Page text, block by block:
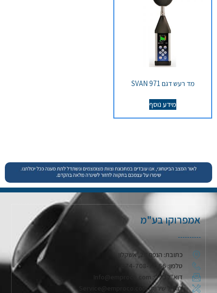
מד רעש דגם SVAN 971
מידע נוסף
אמפרוקו בע"מ
כתובת: הנפח 28, אשקלון
טלפון: 074-708-71-66
דוא"ל כללי: Info@emproco.com
דוא"ל שירות: Service@emproco.com